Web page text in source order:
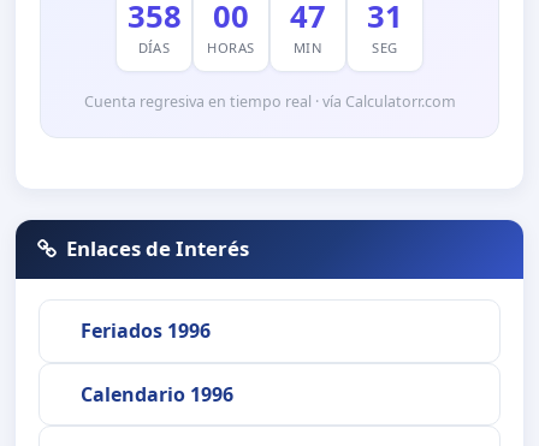
358
DÍAS
00
HORAS
47
MIN
30
SEG
Cuenta regresiva en tiempo real · vía Calculatorr.com
Enlaces de Interés
Feriados 1996
Calendario 1996